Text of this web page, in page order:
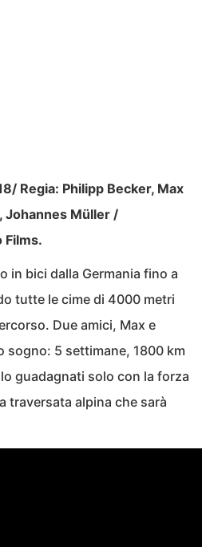
Regia: Philipp Becker, Max
Johannes Müller /
Films.
in bici dalla Germania fino a
tutte le cime di 4000 metri
Due amici, Max e
sogno: 5 settimane, 1800 km
guadagnati solo con la forza
traversata alpina che sarà